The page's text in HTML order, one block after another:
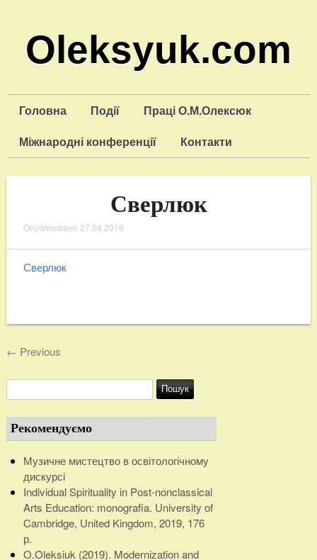
Oleksyuk.com
Головна Події
Праці О.М.Олексюк
Міжнародні конференції
Контакти
Сверлюк
Опубліковано 27.04.2016
Сверлюк
← Previous
Рекомендуємо
Музичне мистецтво в освітологічному
дискурсі
Individual Spirituality in Post-nonclassical
Arts Education: monografia. University of
Cambridge, United Kingdom, 2019, 176
р.
O.Oleksiuk (2019). Modernization and